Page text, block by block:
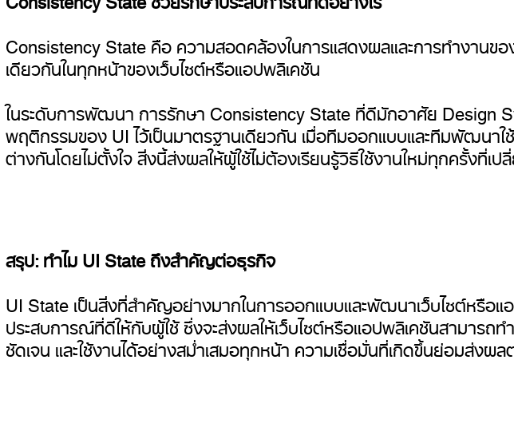
Consistency State คือ ความสอดคล้องในการแสดงผลและการทำงานขอ
เดียวกันในทุกหน้าของเว็บไซต์หรือแอปพลิเคชัน
ในระดับการพัฒนา การรักษา Consistency State ที่ดีมักอาศัย Design
พฤติกรรมของ UI ไว้เป็นมาตรฐานเดียวกัน เมื่อทีมออกแบบและทีมพัฒน
ต่างกันโดยไม่ตั้งใจ สิ่งนี้ส่งผลให้ผู้ใช้ไม่ต้องเรียนรู้วิธีใช้งานใหม่ทุกครั้งที่
สรุป: ทำไม UI State ถึงสำคัญต่อธุรกิจ
UI State เป็นสิ่งที่สำคัญอย่างมากในการออกแบบและพัฒนาเว็บไซต์หรือแ
ประสบการณ์ที่ดีให้กับผู้ใช้ ซึ่งจะส่งผลให้เว็บไซต์หรือแอปพลิเคชันสามาร
ชัดเจน และใช้งานได้อย่างสม่ำเสมอทุกหน้า ความเชื่อมั่นที่เกิดขึ้นย่อมส่ง